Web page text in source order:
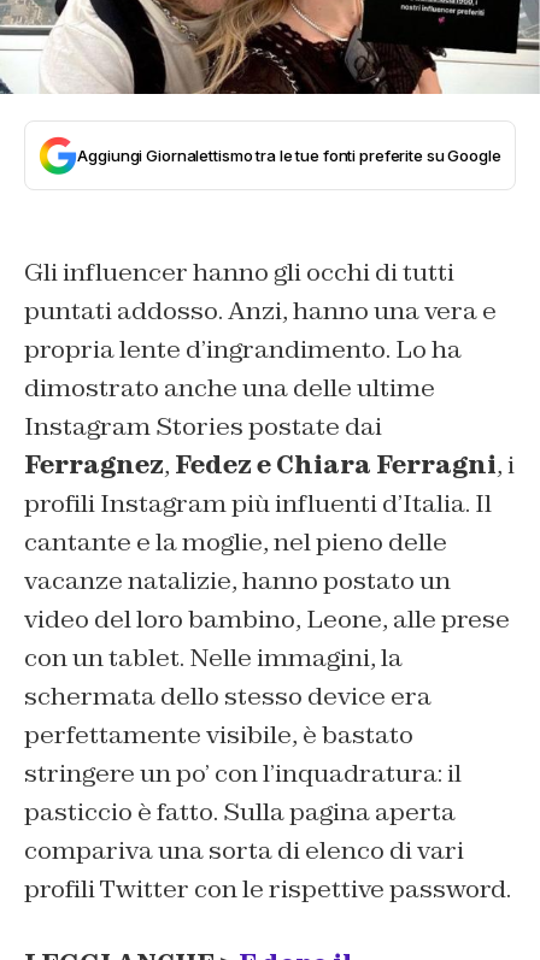
Aggiungi Giornalettismo tra le tue fonti preferite su Google
Gli influencer hanno gli occhi di tutti
puntati addosso. Anzi, hanno una vera e
propria lente d’ingrandimento. Lo ha
dimostrato anche una delle ultime
Instagram Stories postate dai
Ferragnez, Fedez e Chiara Ferragni, i
profili Instagram più influenti d’Italia. Il
cantante e la moglie, nel pieno delle
vacanze natalizie, hanno postato un
video del loro bambino, Leone, alle prese
con un tablet. Nelle immagini, la
schermata dello stesso device era
perfettamente visibile, è bastato
stringere un po’ con l’inquadratura: il
pasticcio è fatto. Sulla pagina aperta
compariva una sorta di elenco di vari
profili Twitter con le rispettive password.